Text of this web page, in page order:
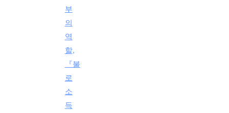
부
의
역
할,
『불
로
소
득